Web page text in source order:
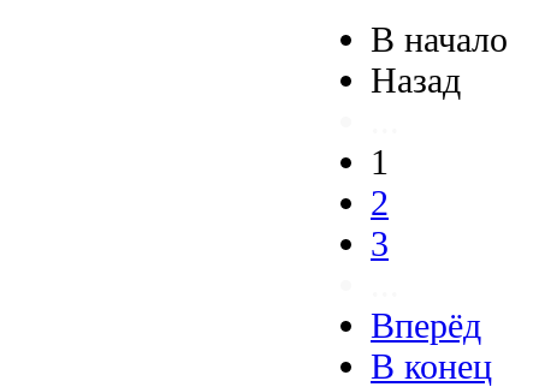
В начало
Назад
1
2
3
Вперёд
В конец